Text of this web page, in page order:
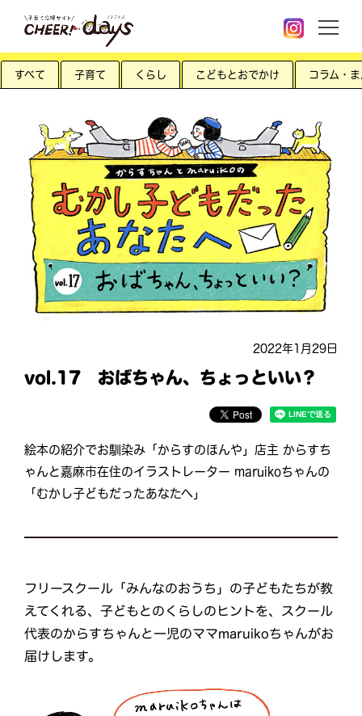
すべて 子育て くらし こどもとおでかけ コラム・
2022年1月29日
vol.17 おばちゃん、ちょっといい？
絵本の紹介でお馴染み「からすのほんや」店主 からすち
ゃんと嘉麻市在住のイラストレーター maruikoちゃんの
「むかし子どもだったあなたへ」
フリースクール「みんなのおうち」の子どもたちが教
えてくれる、子どもとのくらしのヒントを、スクール
代表のからすちゃんと一児のママmaruikoちゃんがお
届けします。